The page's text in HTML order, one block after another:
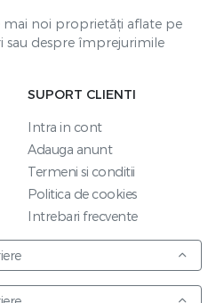
mai noi proprietăți aflate pe
sau despre împrejurimile
SUPORT CLIENTI
Intra in cont
Adauga anunt
Termeni si conditii
Politica de cookies
Intrebari frecvente